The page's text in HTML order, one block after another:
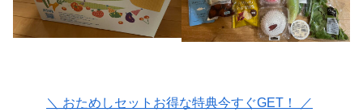
＼ おためしセットお得な特典今すぐGET！ ／